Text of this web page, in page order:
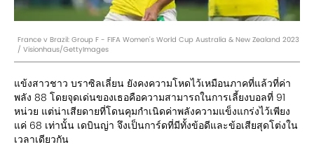
France v Brazil: Group F - FIFA Women's World Cup Australia & New Zealand 2023
/ Visionhaus/GettyImages
แข้งสาวชาว บราซิลเลี่ยน ยังคงความโหดไว้เหมือนภาคที่แล้วที่ค่า
พลัง 88 โดยจุดเด่นของเธอคือความสามารถในการเลี้ยงบอลที่ 91
หน่วย แต่น่าเสียดายที่โดนคุมกำเนิดค่าพลังความแข็งแกร่งไว้เพียง
แค่ 68 เท่านั้น เดบินญ่า จึงเป็นการ์ดที่มีทั้งข้อดีและข้อเสียสุดโต่งใน
เวลาเดียวกัน